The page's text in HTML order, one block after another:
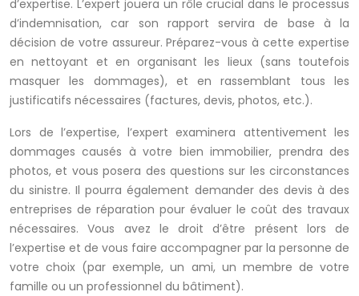
d’expertise. L’expert jouera un rôle crucial dans le processus
d’indemnisation, car son rapport servira de base à la
décision de votre assureur. Préparez-vous à cette expertise
en nettoyant et en organisant les lieux (sans toutefois
masquer les dommages), et en rassemblant tous les
justificatifs nécessaires (factures, devis, photos, etc.).
Lors de l’expertise, l’expert examinera attentivement les
dommages causés à votre bien immobilier, prendra des
photos, et vous posera des questions sur les circonstances
du sinistre. Il pourra également demander des devis à des
entreprises de réparation pour évaluer le coût des travaux
nécessaires. Vous avez le droit d’être présent lors de
l’expertise et de vous faire accompagner par la personne de
votre choix (par exemple, un ami, un membre de votre
famille ou un professionnel du bâtiment).